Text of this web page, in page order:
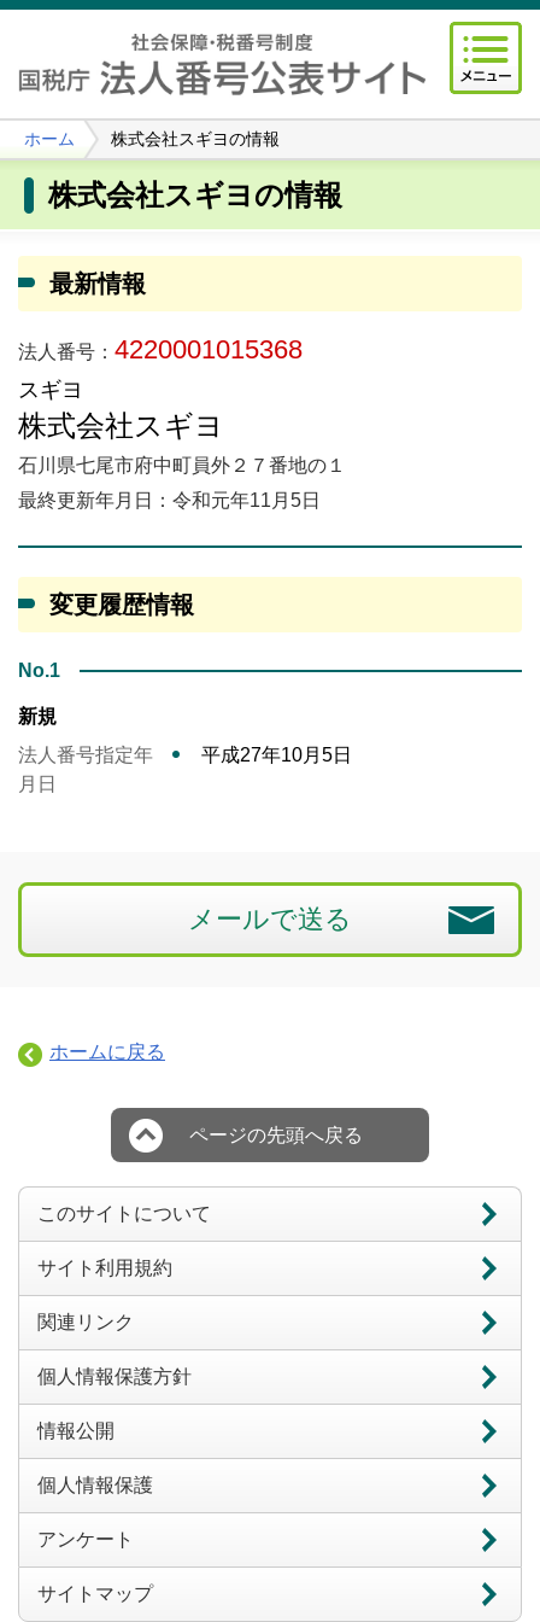
ホーム 株式会社スギヨの情報
株式会社スギヨの情報
最新情報
法人番号： 4220001015368
スギヨ
株式会社スギヨ
石川県七尾市府中町員外２７番地の１
最終更新年月日：令和元年11月5日
変更履歴情報
No.1
新規
法人番号指定年
月日
平成27年10月5日
メールで送る
ホームに戻る
ページの先頭へ戻る
このサイトについて
サイト利用規約
関連リンク
個人情報保護方針
情報公開
個人情報保護
アンケート
サイトマップ